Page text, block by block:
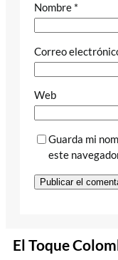
Nombre *
Correo
Web
Guarda mi
este
El Toque